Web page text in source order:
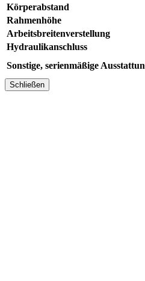
Körperabstand
Rahmenhöhe
Arbeitsbreitenverstellung
Hydraulikanschluss
Sonstige, serienmäßige
Schließen